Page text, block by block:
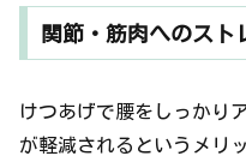
関節・筋肉へのスト
けつあげで腰をしっかり
が軽減されるというメリ